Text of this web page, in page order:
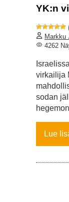
YK:n
Markku
4262
virkailija
sodan
Lue